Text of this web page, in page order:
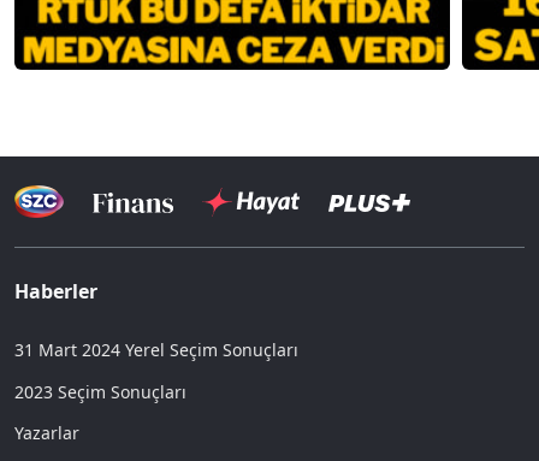
Haberler
31 Mart 2024 Yerel Seçim Sonuçları
2023 Seçim Sonuçları
Yazarlar